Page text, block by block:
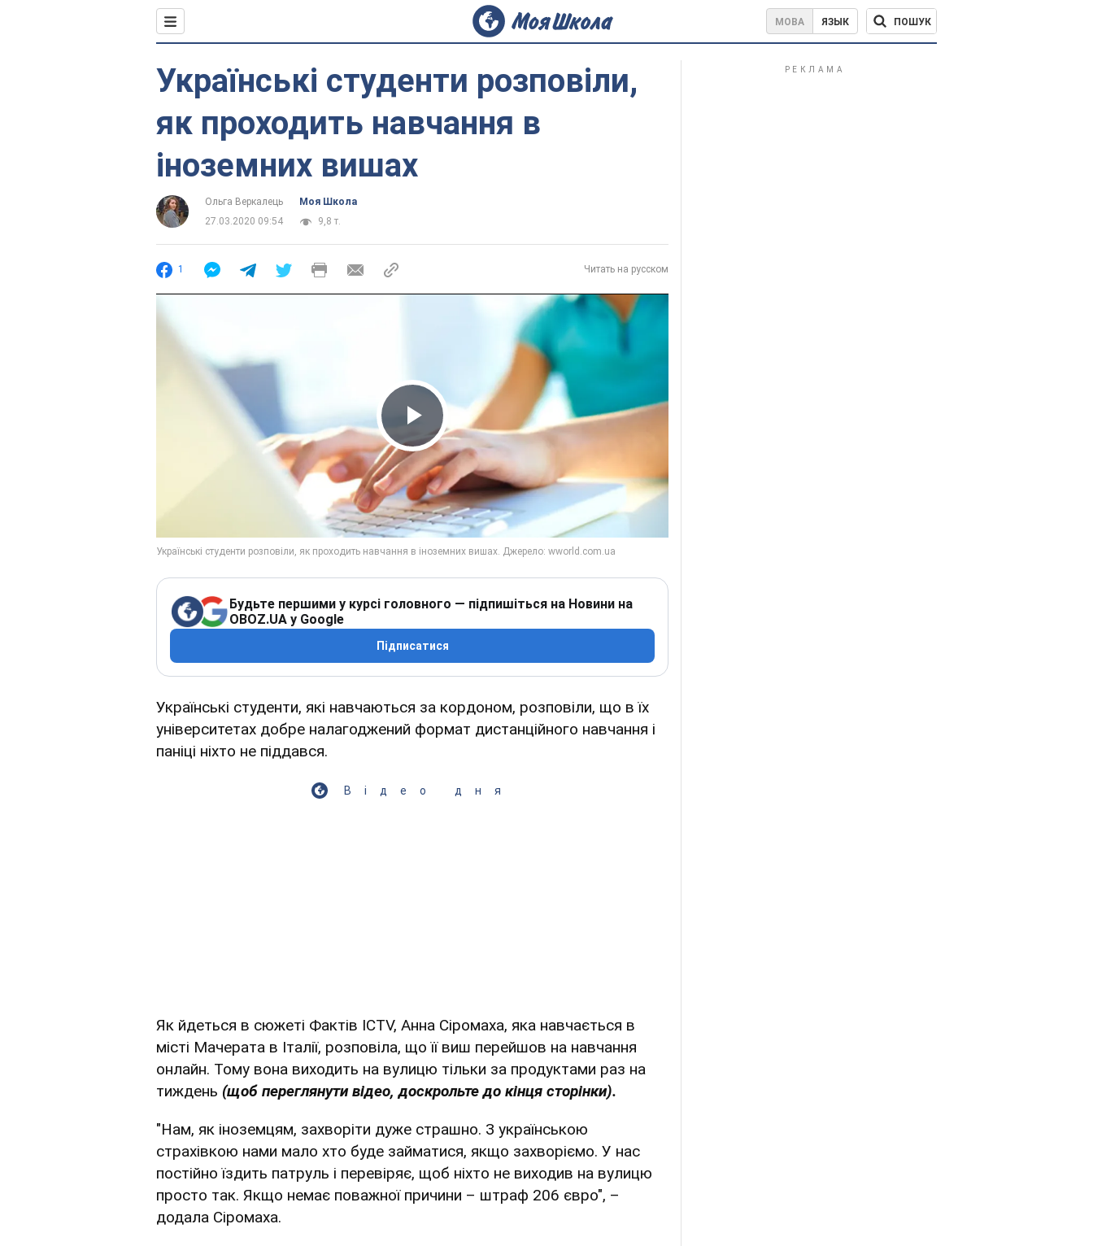
МОВА ЯЗЫК ПОШУК
Українські студенти розповіли,
як проходить навчання в
іноземних вишах
Ольга Веркалець
Моя Школа
27.03.2020 09:54
9,8 т.
1 Читать на русском
Play Video
Будьте першими у курсі головного — підпишіться на Новини на
OBOZ.UA у Google
Підписатися
Українські студенти, які навчаються за кордоном, розповіли, що в їх
університетах добре налагоджений формат дистанційного навчання і
паніці ніхто не піддався.
Відео дня
Як йдеться в сюжеті Фактів ICTV, Анна Сіромаха, яка навчається в
місті Мачерата в Італії, розповіла, що її виш перейшов на навчання
онлайн. Тому вона виходить на вулицю тільки за продуктами раз на
тиждень (щоб переглянути відео, доскрольте до кінця сторінки).
"Нам, як іноземцям, захворіти дуже страшно. З українською
страхівкою нами мало хто буде займатися, якщо захворіємо. У нас
постійно їздить патруль і перевіряє, щоб ніхто не виходив на вулицю
просто так. Якщо немає поважної причини – штраф 206 євро", –
додала Сіромаха.